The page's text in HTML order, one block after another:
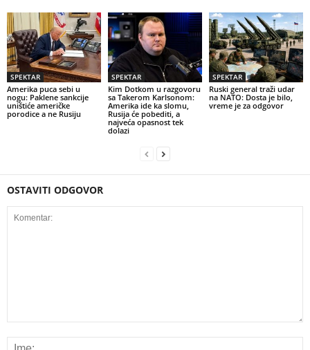
SPEKTAR
Amerika puca sebi u
nogu: Paklene sankcije
uništiće američke
porodice a ne Rusiju
SPEKTAR
Kim Dotkom u razgovoru
sa Takerom Karlsonom:
Amerika ide ka slomu,
Rusija će pobediti, a
najveća opasnost tek
dolazi
SPEKTAR
Ruski general traži udar
na NATO: Dosta je bilo,
vreme je za odgovor
OSTAVITI ODGOVOR